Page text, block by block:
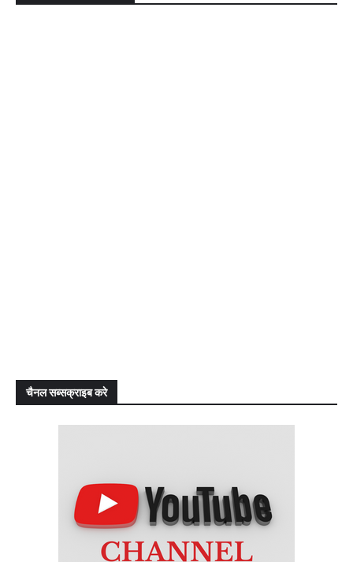
चैनल सब्सक्राइब करे